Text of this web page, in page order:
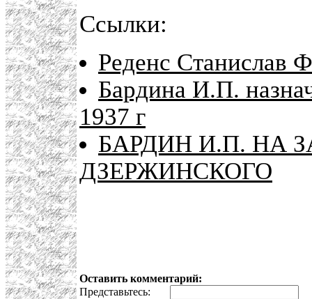
Ссылки:
Реденс Станислав
Бардина И.П.
1937 г
БАРДИН И.П. НА
ДЗЕРЖИНСКОГО
Оставить комментарий:
Представьтесь: